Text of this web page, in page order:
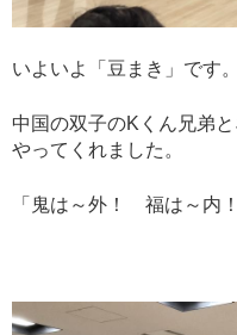
いよいよ「豆まき」です。
中国の双子のKくん兄弟
やってくれました。
「鬼は～外！ 福は～内！